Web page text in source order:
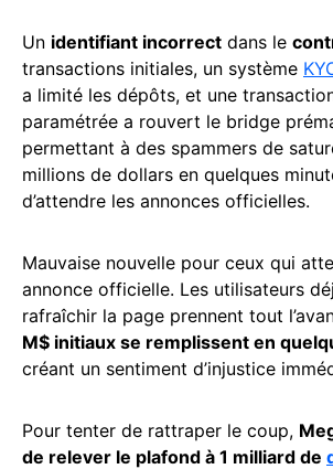
Un identifiant incorrect dans le
transactions initiales, un système
a limité les dépôts, et une
paramétrée a rouvert le bridge
permettant à des spammers de
millions de dollars en quelques
d’attendre les annonces officielles.
Mauvaise nouvelle pour ceux qui
annonce officielle. Les utilisateurs
rafraîchir la page prennent tout
M$ initiaux se remplissent en
créant un sentiment d’injustice
Pour tenter de rattraper le coup,
de relever le plafond à 1 milliard de